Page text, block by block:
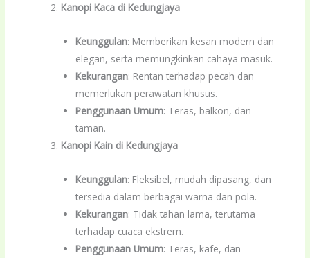
Kanopi Kaca di Kedungjaya
Keunggulan: Memberikan kesan modern dan
elegan, serta memungkinkan cahaya masuk.
Kekurangan: Rentan terhadap pecah dan
memerlukan perawatan khusus.
Penggunaan Umum: Teras, balkon, dan
taman.
Kanopi Kain di Kedungjaya
Keunggulan: Fleksibel, mudah dipasang, dan
tersedia dalam berbagai warna dan pola.
Kekurangan: Tidak tahan lama, terutama
terhadap cuaca ekstrem.
Penggunaan Umum: Teras, kafe, dan